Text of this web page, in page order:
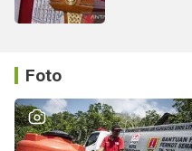
Foto